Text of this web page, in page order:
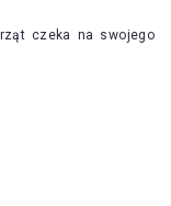
czeka na swojego